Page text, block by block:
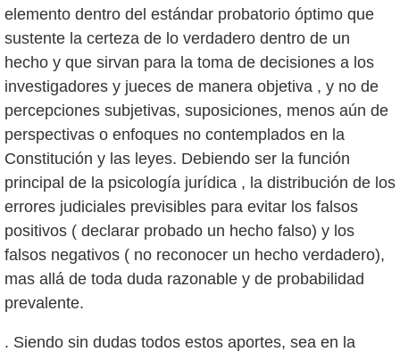
elemento dentro del estándar probatorio óptimo que
sustente la certeza de lo verdadero dentro de un
hecho y que sirvan para la toma de decisiones a los
investigadores y jueces de manera objetiva , y no de
percepciones subjetivas, suposiciones, menos aún de
perspectivas o enfoques no contemplados en la
Constitución y las leyes. Debiendo ser la función
principal de la psicología jurídica , la distribución de los
errores judiciales previsibles para evitar los falsos
positivos ( declarar probado un hecho falso) y los
falsos negativos ( no reconocer un hecho verdadero),
mas allá de toda duda razonable y de probabilidad
. Siendo sin dudas todos estos aportes, sea en la